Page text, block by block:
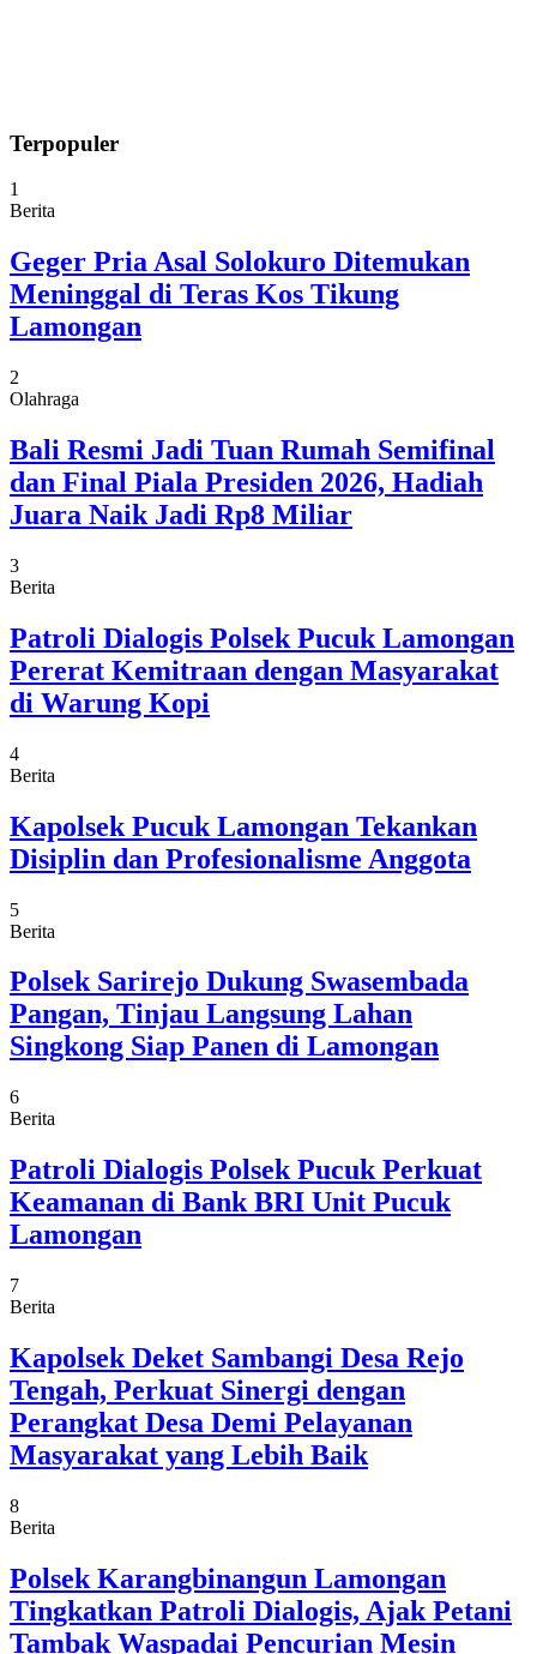
Terpopuler
1
Berita
Geger Pria Asal Solokuro Ditemukan
Meninggal di Teras Kos Tikung
Lamongan
2
Olahraga
Bali Resmi Jadi Tuan Rumah Semifinal
dan Final Piala Presiden 2026, Hadiah
Juara Naik Jadi Rp8 Miliar
3
Berita
Patroli Dialogis Polsek Pucuk Lamongan
Pererat Kemitraan dengan Masyarakat
di Warung Kopi
4
Berita
Kapolsek Pucuk Lamongan Tekankan
Disiplin dan Profesionalisme Anggota
5
Berita
Polsek Sarirejo Dukung Swasembada
Pangan, Tinjau Langsung Lahan
Singkong Siap Panen di Lamongan
6
Berita
Patroli Dialogis Polsek Pucuk Perkuat
Keamanan di Bank BRI Unit Pucuk
Lamongan
7
Berita
Kapolsek Deket Sambangi Desa Rejo
Tengah, Perkuat Sinergi dengan
Perangkat Desa Demi Pelayanan
Masyarakat yang Lebih Baik
8
Berita
Polsek Karangbinangun Lamongan
Tingkatkan Patroli Dialogis, Ajak Petani
Tambak Waspadai Pencurian Mesin